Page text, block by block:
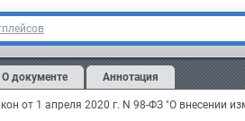
О документе Аннотация
межбюджетные трансферты,
обеспечения которых
на дополнительное
и (или) при возникновении